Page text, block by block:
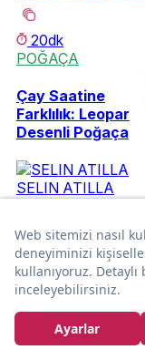
20dk
POĞAÇA
Çay Saatine
Farklılık: Leopar
Desenli Poğaça
SELIN ATILLA